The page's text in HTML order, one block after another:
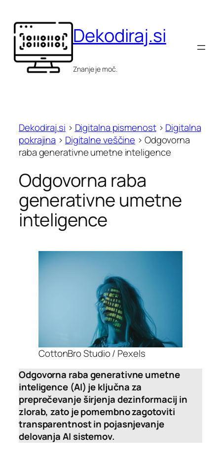
content
Dekodiraj.si
Znanje je moč.
Dekodiraj.si > Digitalna pismenost> Digitalna
pokrajina > Digitalne veščine > Odgovorna
raba generativne umetne inteligence
Odgovorna raba
generativne umetne
inteligence
CottonBro Studio / Pexels
Odgovorna raba generativne umetne
inteligence (AI) je ključna za
preprečevanje širjenja dezinformacij in
zlorab, zato je pomembno zagotoviti
transparentnost in pojasnjevanje
delovanja AI sistemov.